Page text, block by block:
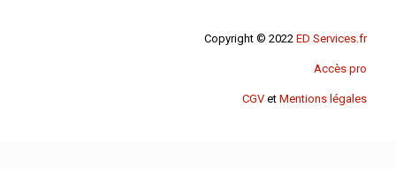
Copyright © 2022 ED Services.fr
Accès pro
CGV et Mentions légales